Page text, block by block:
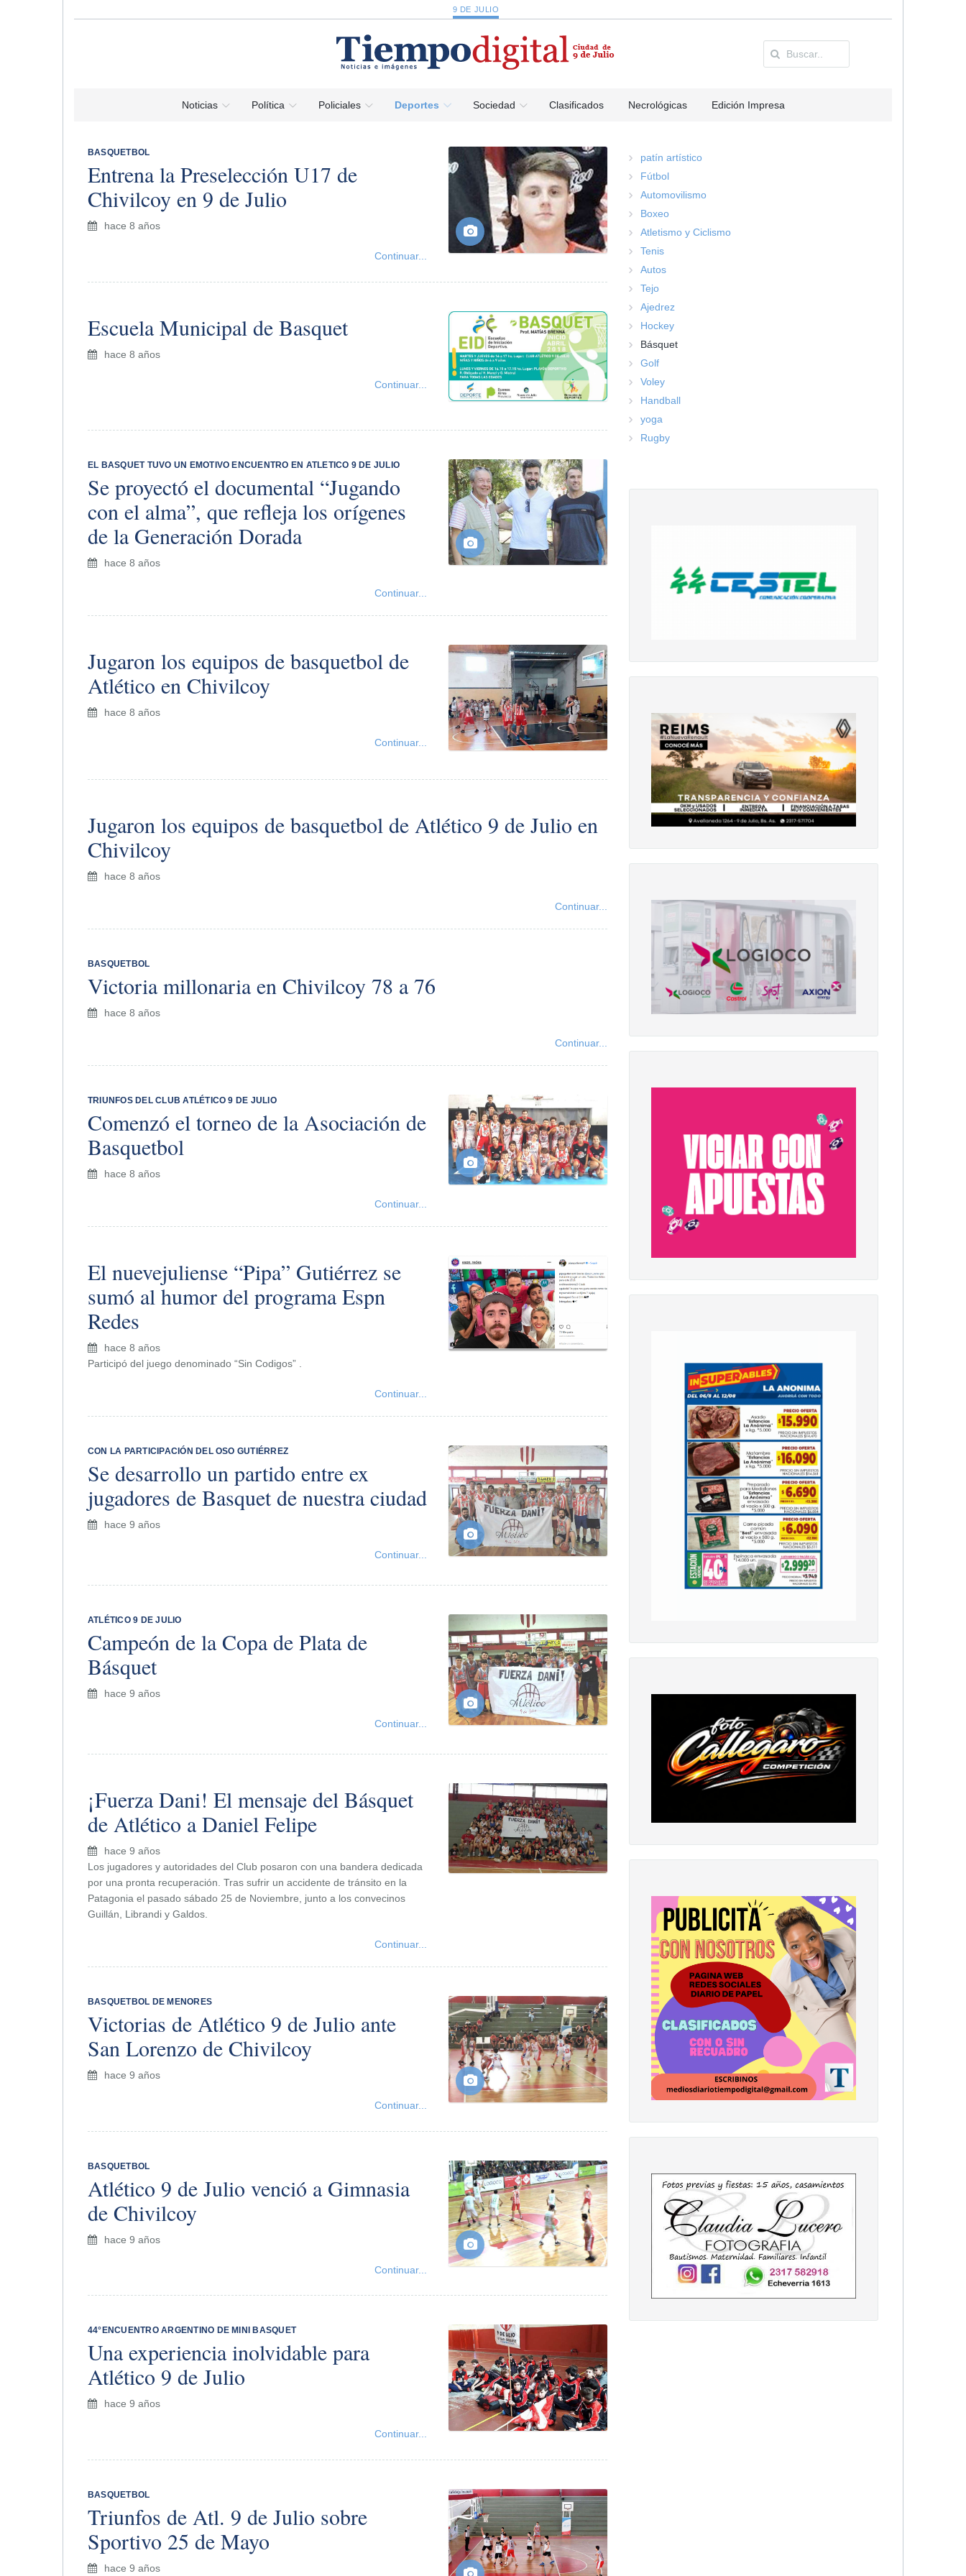
9 DE JULIO
Noticias Política Policiales Deportes Sociedad Clasificados Necrológicas Edición Impresa
BASQUETBOL
Entrena la Preselección U17 de
Chivilcoy en 9 de Julio
hace 8 años
Continuar...
Escuela Municipal de Basquet
hace 8 años
Continuar...
EL BASQUET TUVO UN EMOTIVO ENCUENTRO EN ATLETICO 9 DE JULIO
Se proyectó el documental “Jugando
con el alma”, que refleja los orígenes
de la Generación Dorada
hace 8 años
Continuar...
Jugaron los equipos de basquetbol de
Atlético en Chivilcoy
hace 8 años
Continuar...
Jugaron los equipos de basquetbol de Atlético 9 de Julio en
Chivilcoy
hace 8 años
Continuar...
BASQUETBOL
Victoria millonaria en Chivilcoy 78 a 76
hace 8 años
Continuar...
TRIUNFOS DEL CLUB ATLÉTICO 9 DE JULIO
Comenzó el torneo de la Asociación de
Basquetbol
hace 8 años
Continuar...
El nuevejuliense “Pipa” Gutiérrez se
sumó al humor del programa Espn
Redes
hace 8 años
Participó del juego denominado “Sin Codigos” .
Continuar...
CON LA PARTICIPACIÓN DEL OSO GUTIÉRREZ
Se desarrollo un partido entre ex
jugadores de Basquet de nuestra ciudad
hace 9 años
Continuar...
ATLÉTICO 9 DE JULIO
Campeón de la Copa de Plata de
Básquet
hace 9 años
Continuar...
¡Fuerza Dani! El mensaje del Básquet
de Atlético a Daniel Felipe
hace 9 años
Los jugadores y autoridades del Club posaron con una bandera dedicada
por una pronta recuperación. Tras sufrir un accidente de tránsito en la
Patagonia el pasado sábado 25 de Noviembre, junto a los convecinos
Guillán, Librandi y Galdos.
Continuar...
BASQUETBOL DE MENORES
Victorias de Atlético 9 de Julio ante
San Lorenzo de Chivilcoy
hace 9 años
Continuar...
BASQUETBOL
Atlético 9 de Julio venció a Gimnasia
de Chivilcoy
hace 9 años
Continuar...
44°ENCUENTRO ARGENTINO DE MINI BASQUET
Una experiencia inolvidable para
Atlético 9 de Julio
hace 9 años
Continuar...
BASQUETBOL
Triunfos de Atl. 9 de Julio sobre
Sportivo 25 de Mayo
hace 9 años
patín artístico
Fútbol
Automovilismo
Boxeo
Atletismo y Ciclismo
Tenis
Autos
Tejo
Ajedrez
Hockey
Básquet
Golf
Voley
Handball
yoga
Rugby